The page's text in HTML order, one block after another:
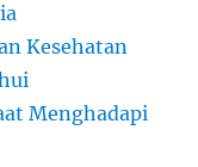
Kesehatan
Menghadapi